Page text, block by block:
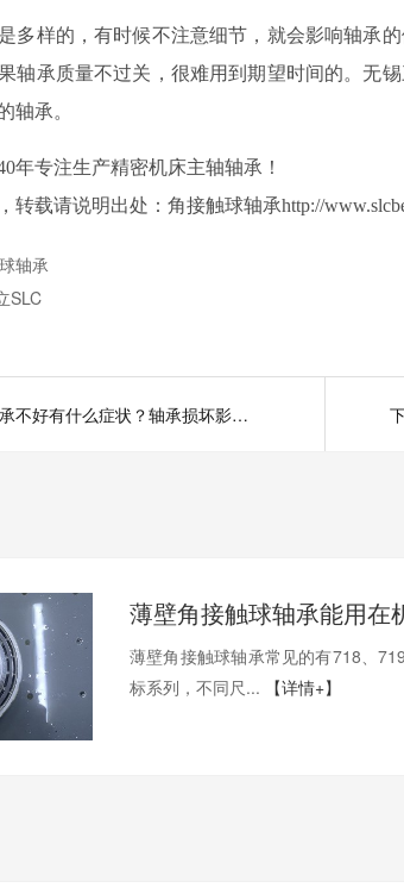
多样的，有时候不注意细节，就会影响轴承
轴承质量不过关，很难用到期望时间的。无
轴承。
年专注生产精密机床主轴轴承！
转载请说明出处：角接触球轴承http://
轴承
SLC
电机轴承不好有什么症状？轴承损坏影响有哪些？
薄壁角接触球轴承常见的有718、
标系列，不同尺...
【详情+】